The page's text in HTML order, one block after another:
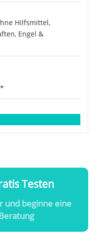
Hilfsmittel,
Engel &
Testen
und beginne eine